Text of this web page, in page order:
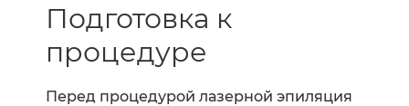
Подготовка к
процедуре
Перед процедурой лазерной эпиляция